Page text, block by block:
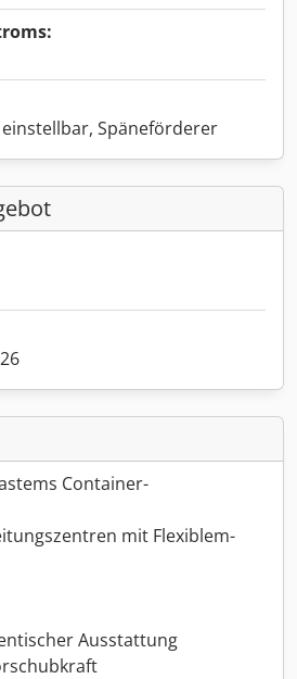
Späneförderer
Container-
mit Flexiblem-
Ausstattung